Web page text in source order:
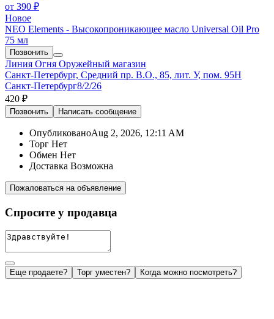
от 390 ₽
Новое
NEO Elements - Высокопроникающее масло Universal Oil Pro
75 мл
Позвонить
Линия Огня Оружейный магазин
Санкт-Петербург, Средний пр. В.О., 85, лит. У, пом. 95Н
Санкт-Петербург8/2/26
420 ₽
Позвонить Написать сообщение
ОпубликованоAug 2, 2026, 12:11 AM
Торг Нет
Обмен Нет
Доставка Возможна
Пожаловаться на объявление
Спросите у продавца
Еще продаете? Торг уместен? Когда можно посмотреть?